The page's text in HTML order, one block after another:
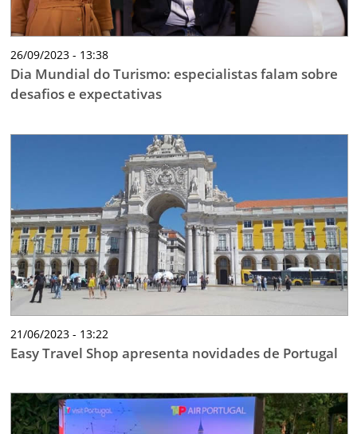
26/09/2023 - 13:38
Dia Mundial do Turismo: especialistas falam sobre
desafios e expectativas
21/06/2023 - 13:22
Easy Travel Shop apresenta novidades de Portugal